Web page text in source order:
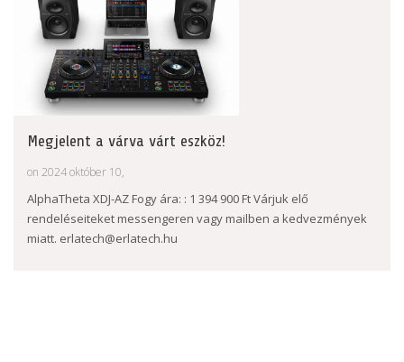
Megjelent a várva várt eszköz!
on 2024 október 10,
AlphaTheta XDJ-AZ Fogy ára: : 1 394 900 Ft Várjuk elő
rendeléseiteket messengeren vagy mailben a kedvezmények
miatt. erlatech@erlatech.hu